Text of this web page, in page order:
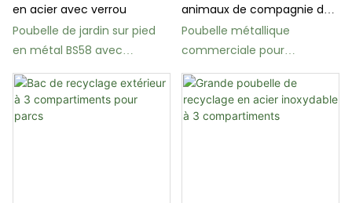
en acier avec verrou
Poubelle de jardin sur pied
en métal BS58 avec
couvercle cendrier
animaux de compagnie de
7 gallons
Poubelle métallique
commerciale pour
déjections canines BS56
destinée aux parcs